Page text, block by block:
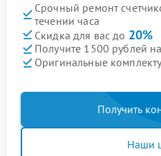
Срочный ремонт
течении часа
Скидка для вас до 20%
Получите 1500 рублей
Оригинальные
Получить
Наши